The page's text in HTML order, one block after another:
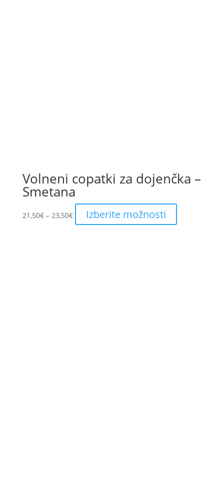
Volneni copatki za dojenčka –
Smetana
21,50€ – 23,50€Price
range:
Izberite možnosti
product